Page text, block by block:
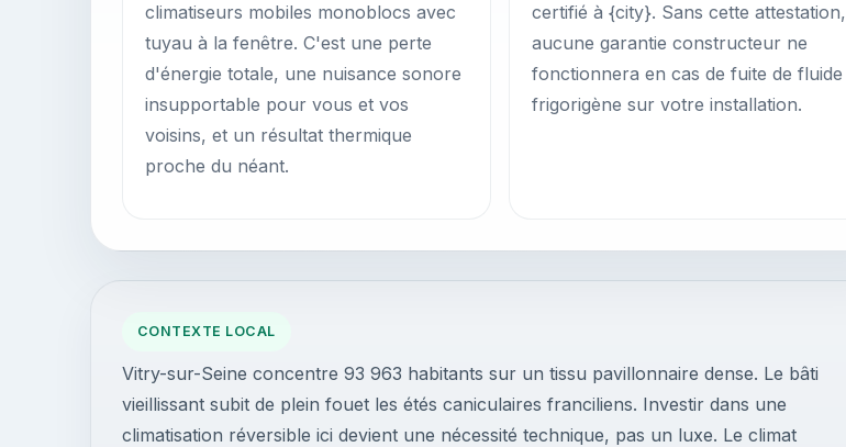
CONTEXTE LOCAL
Vitry-sur-Seine concentre 93 963 habitants sur un tissu pavillonnaire dense. Le bâti
vieillissant subit de plein fouet les étés caniculaires franciliens. Investir dans une
climatisation réversible ici devient une nécessité technique, pas un luxe. Le climat
climatiseurs mobiles monoblocs avec
tuyau à la fenêtre. C'est une perte
d'énergie totale, une nuisance sonore
insupportable pour vous et vos
voisins, et un résultat thermique
proche du néant.
certifié à {city}. Sans cette attestation,
aucune garantie constructeur ne
fonctionnera en cas de fuite de fluide
frigorigène sur votre installation.